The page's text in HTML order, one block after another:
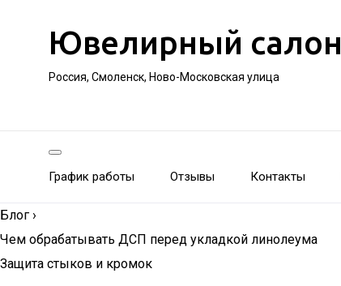
Ювелирный салон
Россия, Смоленск, Ново-Московская улица
График работы Отзывы Контакты
Блог ›
Чем обрабатывать ДСП перед укладкой линолеума
Защита стыков и кромок